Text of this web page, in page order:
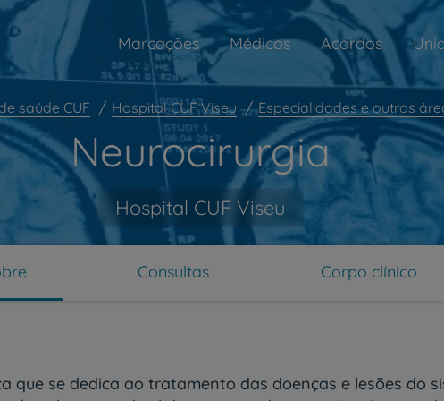
Marcações Médicos Acordos
saúde CUF Hospital CUF Viseu Especialidades e outras
Neurocirurgia
Hospital CUF Viseu
Consultas Corpo clínico
que se dedica ao tratamento das doenças e lesões do